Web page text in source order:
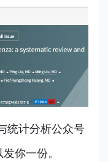
统计分析公众号
发你一份。